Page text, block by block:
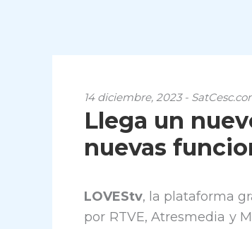
14 diciembre, 2023 -
Llega un
nuevas
LOVEStv, la plataforma
por RTVE, Atresmedia y